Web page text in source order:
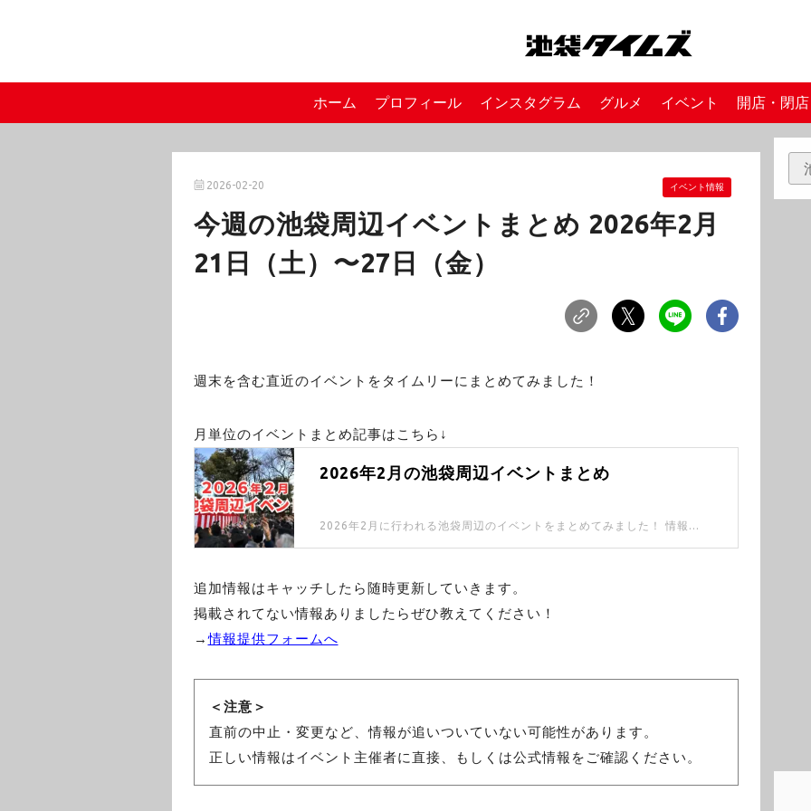
ホーム プロフィール インスタグラム グルメ イベント 開店・閉店
2026-02-20 イベント情報
今週の池袋周辺イベントまとめ 2026年2月
21日（土）〜27日（金）
週末を含む直近のイベントをタイムリーにまとめてみました！
月単位のイベントまとめ記事はこちら↓
2026年2月の池袋周辺イベントまとめ
追加情報はキャッチしたら随時更新していきます。
掲載されてない情報ありましたらぜひ教えてください！
→情報提供フォームへ
＜注意＞
直前の中止・変更など、情報が追いついていない可能性があります。
正しい情報はイベント主催者に直接、もしくは公式情報をご確認ください。